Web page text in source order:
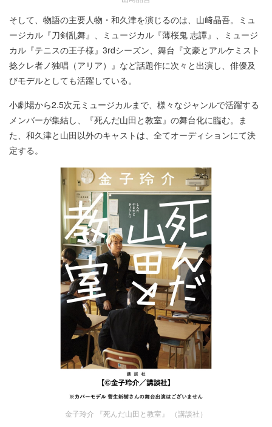
そして、物語の主要人物・和久津を演じるのは、山﨑晶吾。ミュ
ージカル『刀剣乱舞』、ミュージカル『薄桜鬼 志譚』、ミュージ
カル『テニスの王子様』3rdシーズン、舞台『文豪とアルケミスト
捻クレ者ノ独唱（アリア）』など話題作に次々と出演し、俳優及
びモデルとしても活躍している。
小劇場から2.5次元ミュージカルまで、様々なジャンルで活躍する
メンバーが集結し、『死んだ山田と教室』の舞台化に臨む。ま
た、和久津と山田以外のキャストは、全てオーディションにて決
定する。
金子玲介 『死んだ山田と教室』 （講談社）